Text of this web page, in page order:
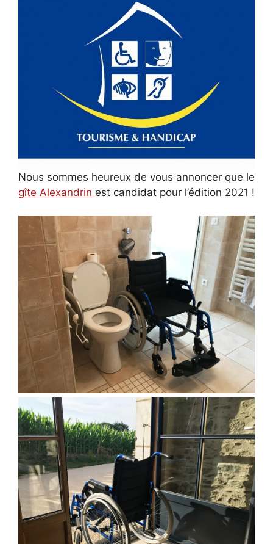
Nous sommes heureux de vous annoncer que le
gîte Alexandrin est candidat pour l’édition 2021 !